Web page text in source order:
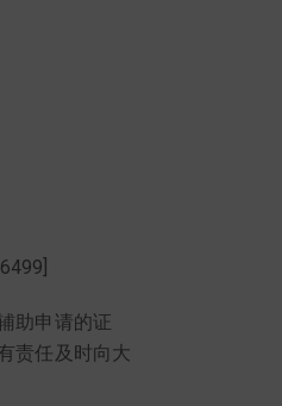
助申请的证
责任及时向大